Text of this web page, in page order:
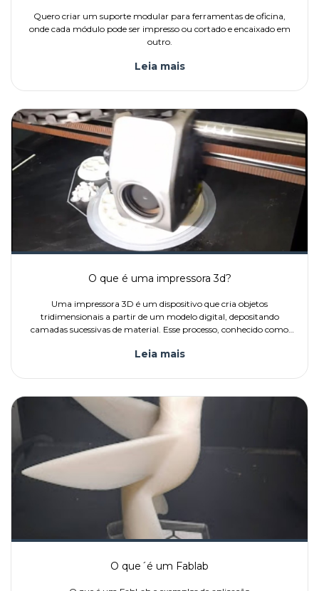
Quero criar um suporte modular para ferramentas de oficina,
onde cada módulo pode ser impresso ou cortado e encaixado em
outro.
Leia mais
O que é uma impressora 3d?
Uma impressora 3D é um dispositivo que cria objetos
tridimensionais a partir de um modelo digital, depositando
camadas sucessivas de material. Esse processo, conhecido como
projetos digit
Leia mais
O que´é um Fablab